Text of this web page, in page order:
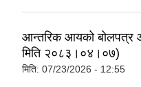
आन्तरिक आयको बोलपत्र
मिति २०८३।०४।०७)
मिति: 07/23/2026 - 12:55